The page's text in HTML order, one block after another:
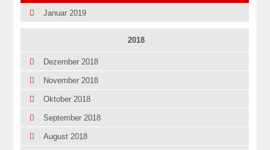
Januar 2019
2018
Dezember 2018
November 2018
Oktober 2018
September 2018
August 2018